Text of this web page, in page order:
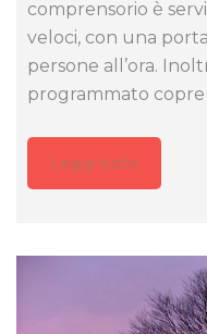
comprensorio è
veloci, con una
persone all’ora.
programmato copre
Leggi tutto